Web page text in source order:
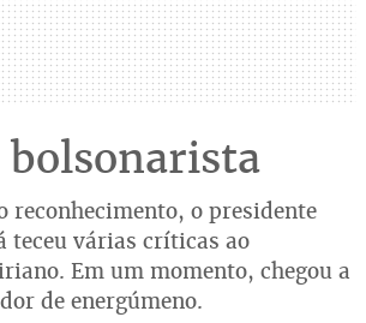
reconhecimento, o presidente
teceu várias críticas ao
Em um momento, chegou a
de energúmeno.